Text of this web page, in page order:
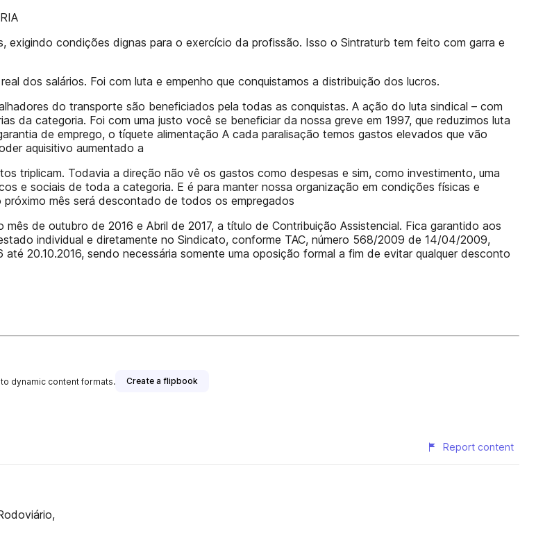
condições dignas para o exercício da profissão. Isso o Sintraturb tem feito com garra e
dos salários. Foi com luta e empenho que conquistamos a distribuição dos lucros.
do transporte são beneficiados pela todas as conquistas. A ação do luta sindical – com
da categoria. Foi com uma justo você se beneficiar da nossa greve em 1997, que reduzimos luta
de emprego, o tíquete alimentação A cada paralisação temos gastos elevados que vão
aquisitivo aumentado a
triplicam. Todavia a direção não vê os gastos como despesas e sim, como investimento, uma
e sociais de toda a categoria. E é para manter nossa organização em condições físicas e
mês será descontado de todos os empregados
de outubro de 2016 e Abril de 2017, a título de Contribuição Assistencial. Fica garantido aos
individual e diretamente no Sindicato, conforme TAC, número 568/2009 de 14/04/2009,
20.10.2016, sendo necessária somente uma oposição formal a fim de evitar qualquer desconto
dynamic content formats. Create a flipbook
Report content